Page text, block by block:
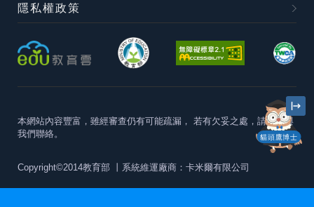
貓頭鷹博士
隱私權政策
本網站內容豐富，雖經審查仍有可能疏漏， 若有欠妥之處，請隨時與
我們聯絡。
Copyright©2014教育部 丨系統維運廠商：卡米爾有限公司